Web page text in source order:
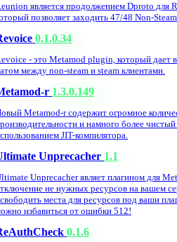
является продолжением Dproto для
позволяет заходить 47/48 Non-
0.1.0.34
- это Metamod plugin, который дает
между non-steam и steam клиентами.
r 1.3.0.149
Metamod-r содержит огромное
и намного более
JIT-компилятора.
Unprecacher 1.1
Unprecacher являет плагином для
не нужных ресурсов на вашем
места для ресурсов под ваши
избавиться от ошибки 512!
0.1.6